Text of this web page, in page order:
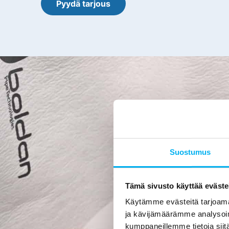
Suostumus
Tämä sivusto käyttää
Käytämme evästeitä
ja kävijämäärämme
kumppaneillemme tietoja
Pyydä tarjous
toteutamme
osaamista
siis kuvataan